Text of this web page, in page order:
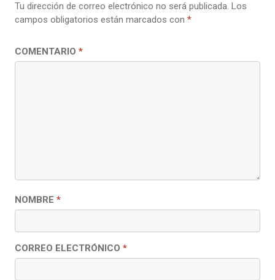
Tu dirección de correo electrónico no será publicada. Los
campos obligatorios están marcados con *
COMENTARIO *
NOMBRE *
CORREO ELECTRÓNICO *